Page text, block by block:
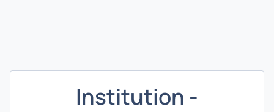
Institution -